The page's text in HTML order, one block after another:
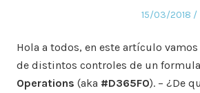
Posted
15/03/2018
Hola a todos, en este artículo
de distintos controles de un
Operations (aka #D365FO). – ¿De